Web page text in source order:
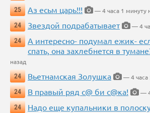
25
Аз есьм царь!!!
— 4 часа 1 минуту
24
Звездой подрабатывает
— 4
24
А интересно- подумал ежик-
спать, она захлебнется в
назад
24
Вьетнамская Золушка
— 4 часа
24
В правый ряд с@ би с@ка!
—
24
Надо еще купальники в